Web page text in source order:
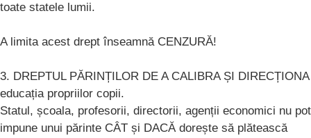
toate statele lumii.
A limita acest drept înseamnă CENZURĂ!
3. DREPTUL PĂRINȚILOR DE A CALIBRA ȘI DIRECȚIONA
educația propriilor copii.
Statul, școala, profesorii, directorii, agenții economici nu pot
impune unui părinte CÂT și DACĂ dorește să plătească